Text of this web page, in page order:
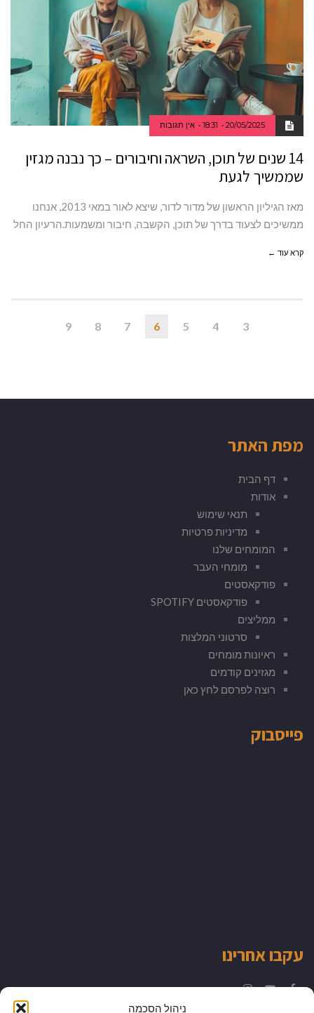
ניהול הסכמה
20/05/2025
18:31 אין תגובות
14 שנים של תוכן, השראה וחיבורים – כך נבנה מגזין
שממשיך לגעת
מאז הגיליון הראשון של מדור לדור, שיצא לאור במאי 2013, אנחנו
ממשיכים לצעוד בדרך של תוכן, הקשבה, חיבור ומשמעות.הרעיון החל
קרא עוד ←
3
4
5
6
7
8
9
מפת האתר
דף הבית
אודות
תנאי שימוש
מדיניות פרטיות
המומחים שלנו
מומחי העבר
פודקאסטים
פודקאסטים SPOTIFY
ממליצים
סרטוני המלצות
ראיונות מומחים
מגזינים קודמים
רוצה לפרסם לחץ כאן
פייסבוק
עקבו אחרינו